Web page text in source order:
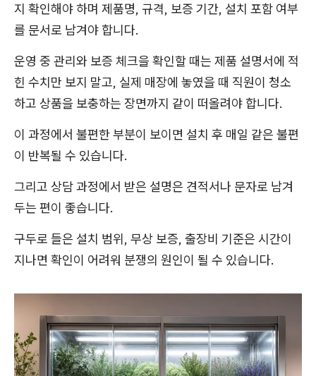
지 확인해야 하며 제품명, 규격, 보증 기간, 설치 포함 여부
를 문서로 남겨야 합니다.
운영 중 관리와 보증 체크을 확인할 때는 제품 설명서에 적
힌 수치만 보지 말고, 실제 매장에 놓였을 때 직원이 청소
하고 상품을 보충하는 장면까지 같이 떠올려야 합니다.
이 과정에서 불편한 부분이 보이면 설치 후 매일 같은 불편
이 반복될 수 있습니다.
그리고 상담 과정에서 받은 설명은 견적서나 문자로 남겨
두는 편이 좋습니다.
구두로 들은 설치 범위, 무상 보증, 출장비 기준은 시간이
지나면 확인이 어려워 분쟁의 원인이 될 수 있습니다.